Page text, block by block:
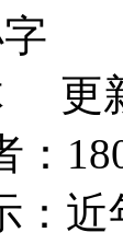
更
：